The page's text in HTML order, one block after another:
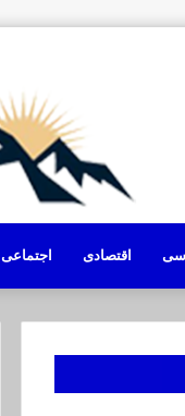
اقتصادی اجتماعی